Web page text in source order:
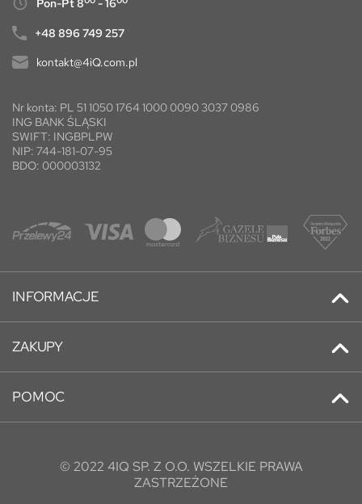
Pon-Pt 8 - 16
+48 896 749 257
kontakt@4iQ.com.pl
Nr konta: PL 51 1050 1764 1000 0090 3037 0986
ING BANK ŚLĄSKI
SWIFT: INGBPLPW
NIP: 744-181-07-95
BDO: 000003132
INFORMACJE
Kontakt
Promocje
Regulamin
ZAKUPY
Adresy
Historia zamówień
Konto klienta
POMOC
O nas
© 2022 4IQ SP. Z O.O. WSZELKIE PRAWA
ZASTRZEŻONE